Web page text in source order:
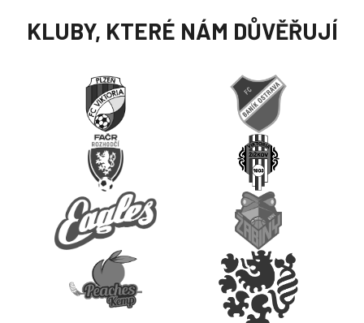
KLUBY, KTERÉ NÁM DŮVĚŘUJÍ